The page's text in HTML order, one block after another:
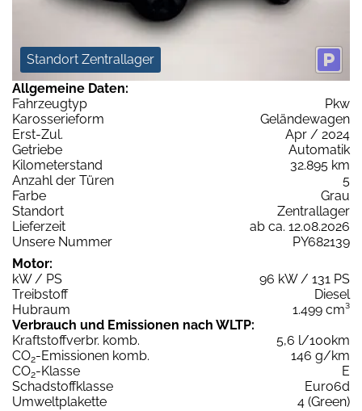
Standort Zentrallager
Allgemeine Daten:
Fahrzeugtyp
Pkw
Karosserieform
Geländewagen
Erst-Zul.
Apr / 2024
Getriebe
Automatik
Kilometerstand
32.895 km
Anzahl der Türen
5
Farbe
Grau
Standort
Zentrallager
Lieferzeit
ab ca. 12.08.2026
Unsere Nummer
PY682139
Motor:
kW / PS
96 kW / 131 PS
Treibstoff
Diesel
Hubraum
1.499 cm³
Verbrauch und Emissionen nach WLTP:
Kraftstoffverbr. komb.
5,6 l/100km
CO2-Emissionen komb.
146 g/km
CO2-Klasse
E
Schadstoffklasse
Euro6d
Umweltplakette
4 (Green)